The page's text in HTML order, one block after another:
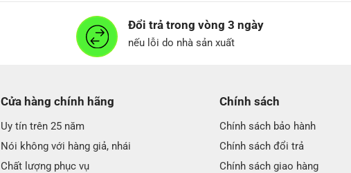
Đổi trả trong vòng 3 ngày
nếu lỗi do nhà sản xuất
Cửa hàng chính hãng
Uy tín trên 25 năm
Nói không với hàng giả, nhái
Chất lượng phục vụ
Chính sách
Chính sách bảo hành
Chính sách đổi trả
Chính sách giao hàng